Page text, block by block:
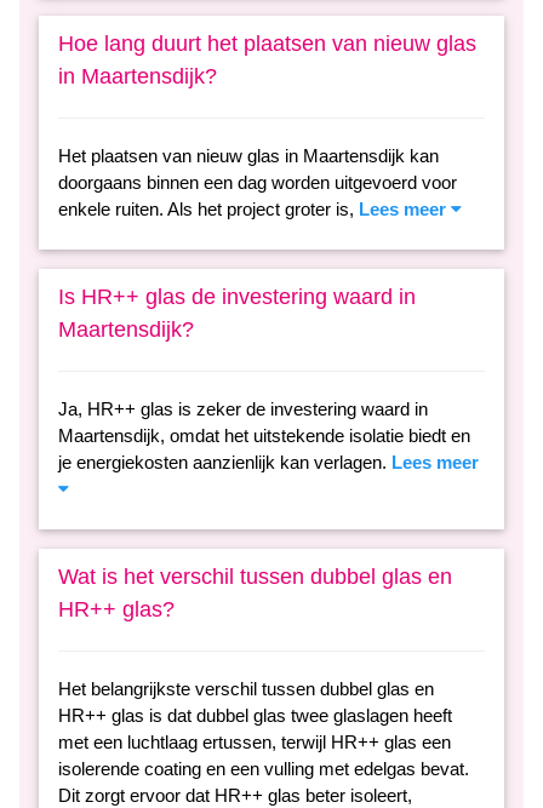
Hoe lang duurt het plaatsen van nieuw glas
in Maartensdijk?
Het plaatsen van nieuw glas in Maartensdijk kan
doorgaans binnen een dag worden uitgevoerd voor
enkele ruiten. Als het project groter is, Lees meer
Is HR++ glas de investering waard in
Maartensdijk?
Ja, HR++ glas is zeker de investering waard in
Maartensdijk, omdat het uitstekende isolatie biedt en
je energiekosten aanzienlijk kan verlagen. Lees meer
Wat is het verschil tussen dubbel glas en
HR++ glas?
Het belangrijkste verschil tussen dubbel glas en
HR++ glas is dat dubbel glas twee glaslagen heeft
met een luchtlaag ertussen, terwijl HR++ glas een
isolerende coating en een vulling met edelgas bevat.
Dit zorgt ervoor dat HR++ glas beter isoleert,